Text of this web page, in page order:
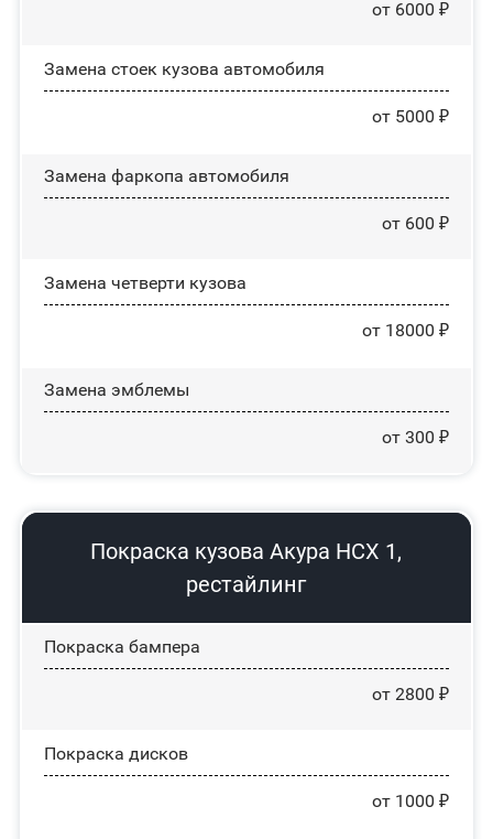
от 6000 ₽
Замена стоек кузова автомобиля
от 5000 ₽
Замена фаркопа автомобиля
от 600 ₽
Замена четверти кузова
от 18000 ₽
Замена эмблемы
от 300 ₽
Покраска кузова Акура НСХ 1,
рестайлинг
Покраска бампера
от 2800 ₽
Покраска дисков
от 1000 ₽